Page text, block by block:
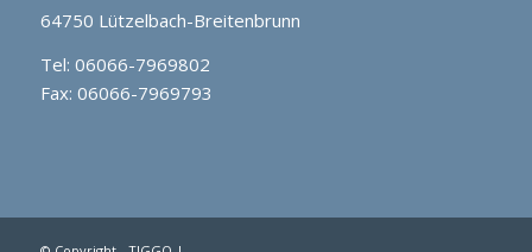
64750 Lützelbach-Breitenbrunn
Tel: 06066-7969802
Fax: 06066-7969793